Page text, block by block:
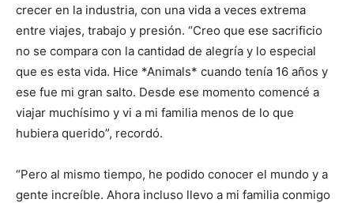
crecer en la industria, con una vida a veces extrema
entre viajes, trabajo y presión. “Creo que ese sacrificio
no se compara con la cantidad de alegría y lo especial
que es esta vida. Hice *Animals* cuando tenía 16 años y
ese fue mi gran salto. Desde ese momento comencé a
viajar muchísimo y vi a mi familia menos de lo que
hubiera querido”, recordó.
“Pero al mismo tiempo, he podido conocer el mundo y a
gente increíble. Ahora incluso llevo a mi familia conmigo